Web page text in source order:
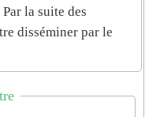
la suite des
disséminer par le